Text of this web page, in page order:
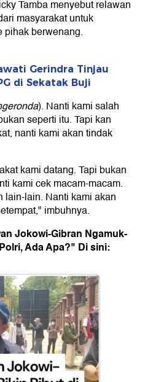
Tamba menyebut relawan
masyarakat untuk
pihak berwenang.
Gerindra Tinjau
di Sekatak Buji
). Nanti kami salah
seperti itu. Tapi kan
nanti kami akan tindak
kami datang. Tapi bukan
kami cek macam-macam.
lain-lain. Nanti kami akan
imbuhnya.
Jokowi-Gibran Ngamuk-
Ada Apa?" Di sini: